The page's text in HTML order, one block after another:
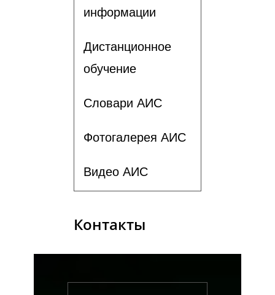
информации
Дистанционное
обучение
Словари АИС
Фотогалерея АИС
Видео АИС
Контакты